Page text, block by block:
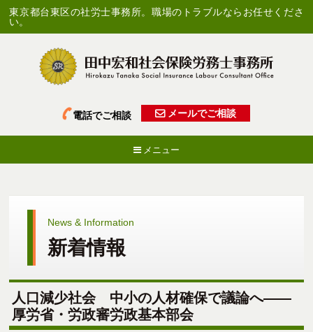
東京都台東区の社労士事務所。職場のトラブルならお任せくださ
い。
電話でご相談 メールでご相談
メニュー
News & Information
新着情報
人口減少社会 中小の人材確保で議論へ――
厚労省・労政審労政基本部会